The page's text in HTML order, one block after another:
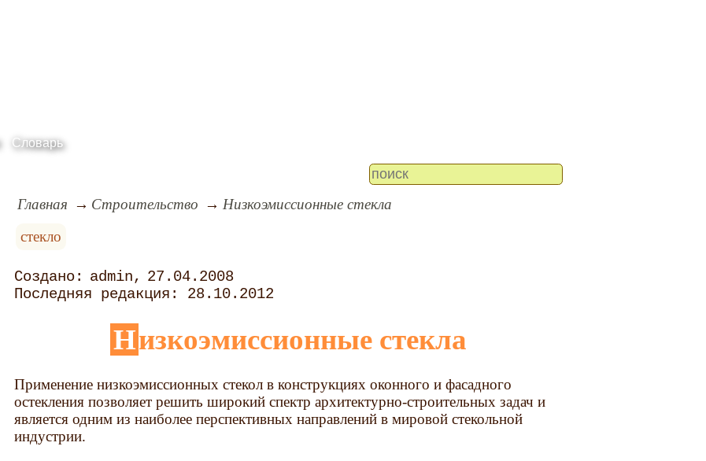
Словарь
Главная Строительство
Низкоэмиссионные стекла
стекло
admin
27.04.2008
28.10.2012
Низкоэмиссионные стекла
Применение низкоэмиссионных стекол в конструкциях оконного и фасадного
остекления позволяет решить широкий спектр архитектурно-строительных задач и
является одним из наиболее перспективных направлений в мировой стекольной
индустрии.